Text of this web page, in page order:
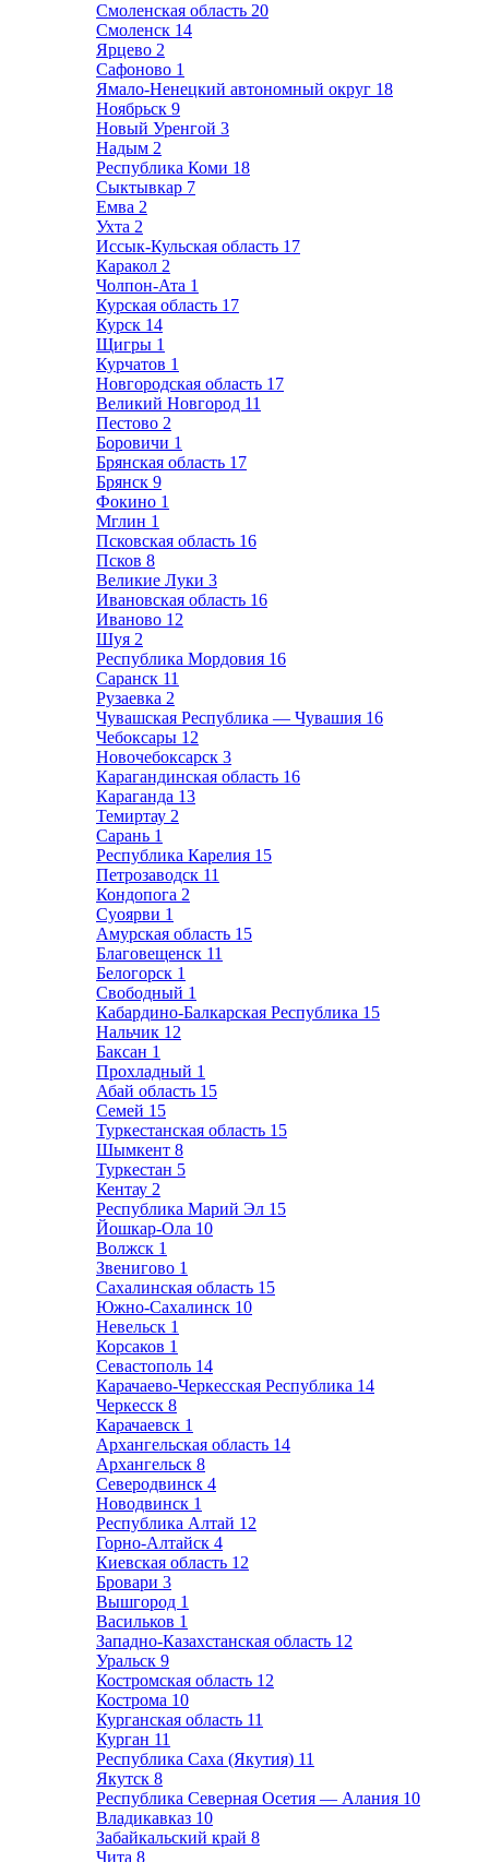
Смоленская область 20
Смоленск 14
Ярцево 2
Сафоново 1
Ямало-Ненецкий автономный округ 18
Ноябрьск 9
Новый Уренгой 3
Надым 2
Республика Коми 18
Сыктывкар 7
Емва 2
Ухта 2
Иссык-Кульская область 17
Каракол 2
Чолпон-Ата 1
Курская область 17
Курск 14
Щигры 1
Курчатов 1
Новгородская область 17
Великий Новгород 11
Пестово 2
Боровичи 1
Брянская область 17
Брянск 9
Фокино 1
Мглин 1
Псковская область 16
Псков 8
Великие Луки 3
Ивановская область 16
Иваново 12
Шуя 2
Республика Мордовия 16
Саранск 11
Рузаевка 2
Чувашская Республика — Чувашия 16
Чебоксары 12
Новочебоксарск 3
Карагандинская область 16
Караганда 13
Темиртау 2
Сарань 1
Республика Карелия 15
Петрозаводск 11
Кондопога 2
Суоярви 1
Амурская область 15
Благовещенск 11
Белогорск 1
Свободный 1
Кабардино-Балкарская Республика 15
Нальчик 12
Баксан 1
Прохладный 1
Абай область 15
Семей 15
Туркестанская область 15
Шымкент 8
Туркестан 5
Кентау 2
Республика Марий Эл 15
Йошкар-Ола 10
Волжск 1
Звенигово 1
Сахалинская область 15
Южно-Сахалинск 10
Невельск 1
Корсаков 1
Севастополь 14
Карачаево-Черкесская Республика 14
Черкесск 8
Карачаевск 1
Архангельская область 14
Архангельск 8
Северодвинск 4
Новодвинск 1
Республика Алтай 12
Горно-Алтайск 4
Киевская область 12
Бровари 3
Вышгород 1
Васильков 1
Западно-Казахстанская область 12
Уральск 9
Костромская область 12
Кострома 10
Курганская область 11
Курган 11
Республика Саха (Якутия) 11
Якутск 8
Республика Северная Осетия — Алания 10
Владикавказ 10
Забайкальский край 8
Чита 8